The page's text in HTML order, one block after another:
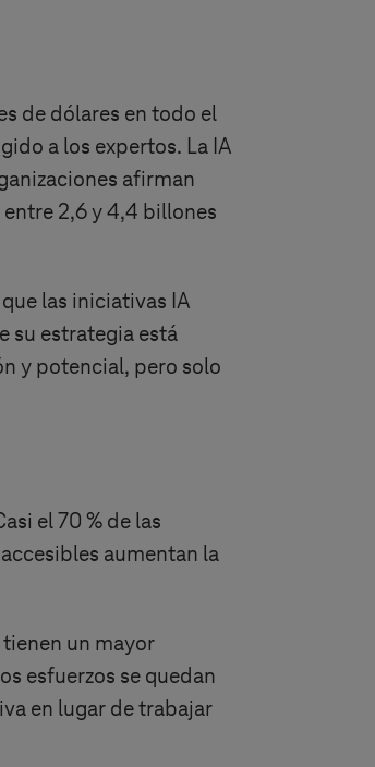
de dólares en todo el
a los expertos. La IA
afirman
2,6 y 4,4 billones
las iniciativas IA
su estrategia está
y potencial, pero solo
el 70 % de las
aumentan la
un mayor
esfuerzos se quedan
en lugar de trabajar